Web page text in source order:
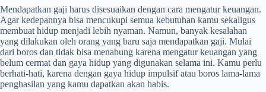
Mendapatkan gaji harus disesuaikan dengan cara mengatur keuangan.
Agar kedepannya bisa mencukupi semua kebutuhan kamu sekaligus
membuat hidup menjadi lebih nyaman. Namun, banyak kesalahan
yang dilakukan oleh orang yang baru saja mendapatkan gaji. Mulai
dari boros dan tidak bisa menabung karena mengatur keuangan yang
belum cermat dan gaya hidup yang digunakan selama ini. Kamu perlu
berhati-hati, karena dengan gaya hidup impulsif atau boros lama-lama
penghasilan yang kamu dapatkan akan habis.